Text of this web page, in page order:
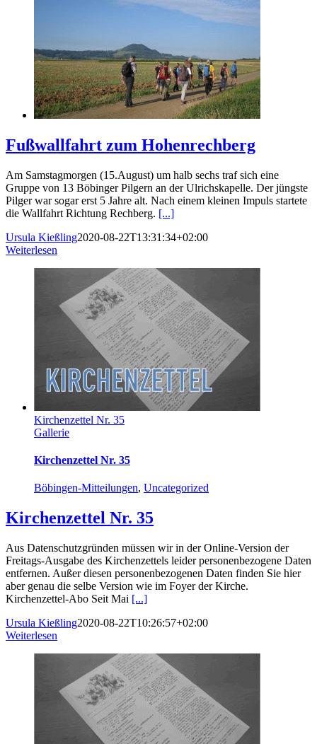
Fußwallfahrt zum Hohenrechberg
Am Samstagmorgen (15.August) um halb sechs traf sich eine
Gruppe von 13 Böbinger Pilgern an der Ulrichskapelle. Der jüngste
Pilger war sogar erst 5 Jahre alt. Nach einem kleinen Impuls startete
die Wallfahrt Richtung Rechberg. [...]
Ursula Kießling2020-08-22T13:31:34+02:00
Weiterlesen
Kirchenzettel Nr. 35
Gallerie
Kirchenzettel Nr. 35
Böbingen-Mitteilungen, Uncategorized
Kirchenzettel Nr. 35
Aus Datenschutzgründen müssen wir in der Online-Version der
Freitags-Ausgabe des Kirchenzettels leider personenbezogene Daten
entfernen. Außer diesen personenbezogenen Daten finden Sie hier
aber genau die selbe Version wie im Foyer der Kirche.
Kirchenzettel-Abo Seit Mai [...]
Ursula Kießling2020-08-22T10:26:57+02:00
Weiterlesen